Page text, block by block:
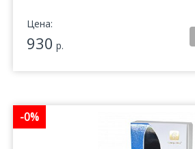
Цена:
930 р.
-0%